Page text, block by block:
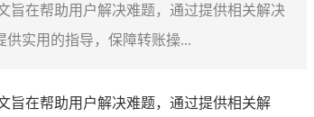
旨在帮助用户解决难题，通过提供相关解决
实用的指导，保障转账操...
旨在帮助用户解决难题，通过提供相关解